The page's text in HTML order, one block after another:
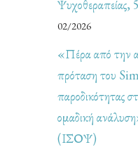
02/2026
«Πέρα από την
πρόταση του
παροδικότητας
ομαδική
(ΙΣΟΨ)